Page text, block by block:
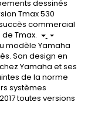
dessinés
Tmax 530
commercial
Tmax.
modèle Yamaha
Son design en
Yamaha et ses
de la norme
systèmes
toutes versions